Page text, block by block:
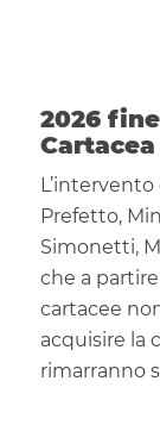
2026
Cartacea
Prefetto,
Simonetti,
che a
cartacee
acquisire la
rimarranno